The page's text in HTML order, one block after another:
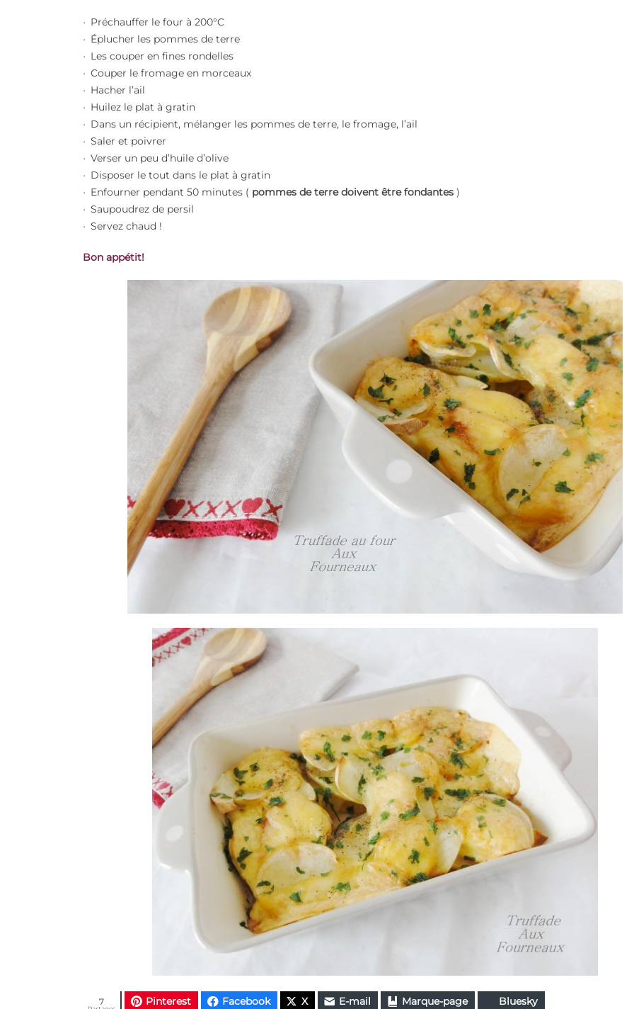
Préchauffer le four à 200°C
Éplucher les pommes de terre
Les couper en fines rondelles
Couper le fromage en morceaux
Hacher l’ail
Huilez le plat à gratin
Dans un récipient, mélanger les pommes de terre, le fromage, l’ail
Saler et poivrer
Verser un peu d’huile d’olive
Disposer le tout dans le plat à gratin
Enfourner pendant 50 minutes ( pommes de terre doivent être fondantes )
Saupoudrez de persil
Servez chaud !
Bon appétit!
Pinterest Facebook X E-mail Marque-page Bluesky
7